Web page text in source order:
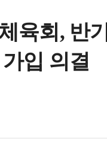
육회, 반
입 의결